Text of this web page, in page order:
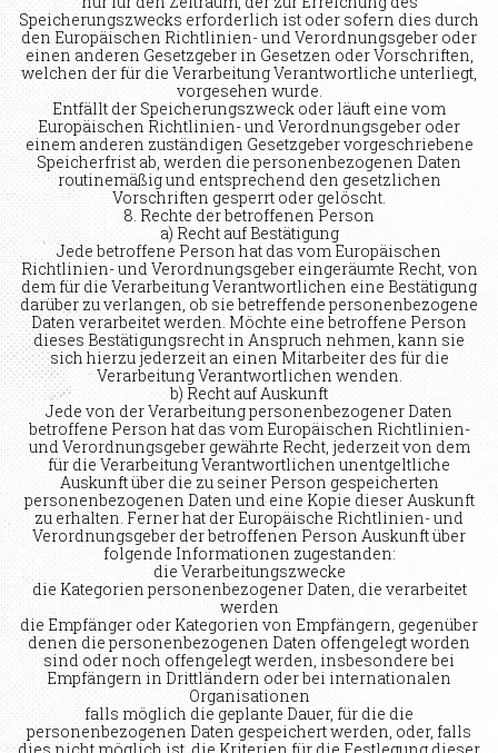
Speicherungszwecks erforderlich ist oder sofern dies durch
den Europäischen Richtlinien- und Verordnungsgeber oder
einen anderen Gesetzgeber in Gesetzen oder Vorschriften,
welchen der für die Verarbeitung Verantwortliche unterliegt,
vorgesehen wurde.
Entfällt der Speicherungszweck oder läuft eine vom
Europäischen Richtlinien- und Verordnungsgeber oder
einem anderen zuständigen Gesetzgeber vorgeschriebene
Speicherfrist ab, werden die personenbezogenen Daten
routinemäßig und entsprechend den gesetzlichen
Vorschriften gesperrt oder gelöscht.
8. Rechte der betroffenen Person
a) Recht auf Bestätigung
Jede betroffene Person hat das vom Europäischen
Richtlinien- und Verordnungsgeber eingeräumte Recht, von
dem für die Verarbeitung Verantwortlichen eine Bestätigung
darüber zu verlangen, ob sie betreffende personenbezogene
Daten verarbeitet werden. Möchte eine betroffene Person
dieses Bestätigungsrecht in Anspruch nehmen, kann sie
sich hierzu jederzeit an einen Mitarbeiter des für die
Verarbeitung Verantwortlichen wenden.
b) Recht auf Auskunft
Jede von der Verarbeitung personenbezogener Daten
betroffene Person hat das vom Europäischen Richtlinien-
und Verordnungsgeber gewährte Recht, jederzeit von dem
für die Verarbeitung Verantwortlichen unentgeltliche
Auskunft über die zu seiner Person gespeicherten
personenbezogenen Daten und eine Kopie dieser Auskunft
zu erhalten. Ferner hat der Europäische Richtlinien- und
Verordnungsgeber der betroffenen Person Auskunft über
folgende Informationen zugestanden:
die Verarbeitungszwecke
die Kategorien personenbezogener Daten, die verarbeitet
werden
die Empfänger oder Kategorien von Empfängern, gegenüber
denen die personenbezogenen Daten offengelegt worden
sind oder noch offengelegt werden, insbesondere bei
Empfängern in Drittländern oder bei internationalen
Organisationen
falls möglich die geplante Dauer, für die die
personenbezogenen Daten gespeichert werden, oder, falls